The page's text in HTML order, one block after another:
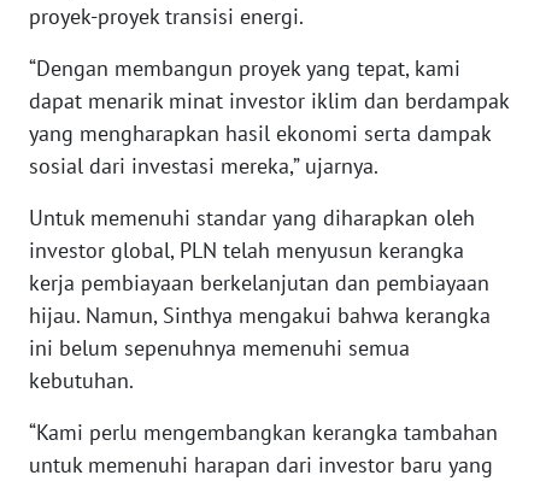
proyek-proyek transisi energi.
“Dengan membangun proyek yang tepat, kami
dapat menarik minat investor iklim dan berdampak
yang mengharapkan hasil ekonomi serta dampak
sosial dari investasi mereka,” ujarnya.
Untuk memenuhi standar yang diharapkan oleh
investor global, PLN telah menyusun kerangka
kerja pembiayaan berkelanjutan dan pembiayaan
hijau. Namun, Sinthya mengakui bahwa kerangka
ini belum sepenuhnya memenuhi semua
kebutuhan.
“Kami perlu mengembangkan kerangka tambahan
untuk memenuhi harapan dari investor baru yang
GORONTALO
WN
SULUT
WN
MALUKU
WN
MALUT
DAIRI